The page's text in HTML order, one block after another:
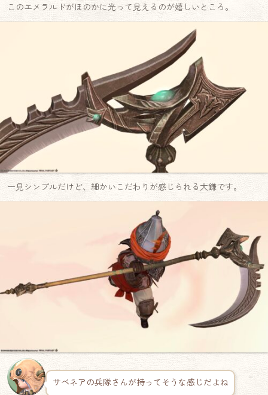
このエメラルドがほのかに光って見えるのが嬉しいところ。
一見シンプルだけど、細かいこだわりが感じられる大鎌です。
サベネアの兵隊さんが持ってそうな感じだよね